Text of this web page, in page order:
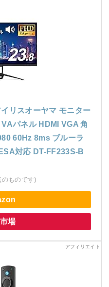
リスオーヤマ モニター
パネル HDMI VGA 角
60Hz 8ms ブルーラ
対応 DT-FF233S-B
ものです)
場